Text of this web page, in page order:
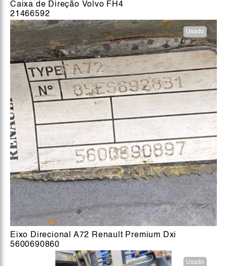
Caixa de Direção Volvo FH4
21466592
Usado
Eixo Direcional A72 Renault Premium Dxi
5600690860
Usado